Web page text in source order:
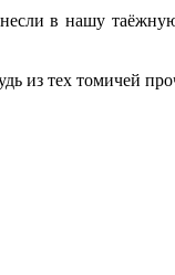
в нашу
из тех томичей